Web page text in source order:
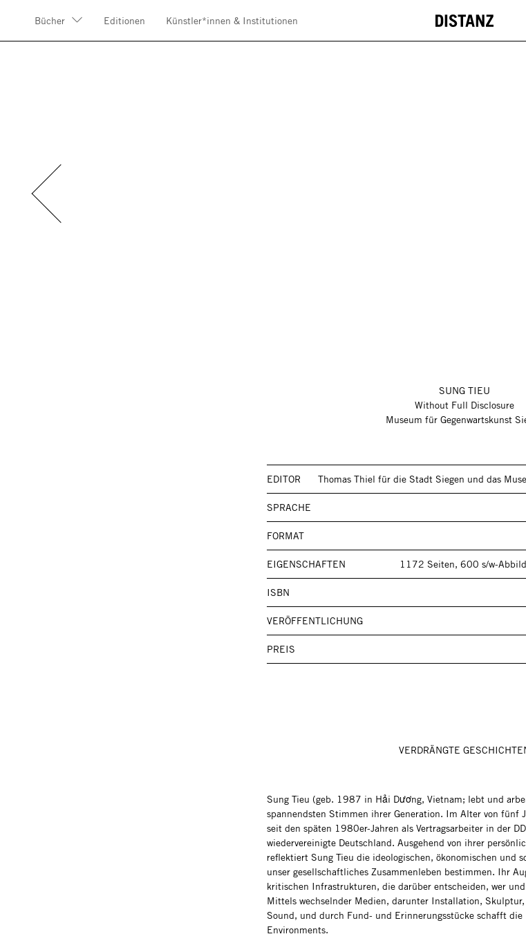
Bücher
Editionen Künstler*innen & Institutionen
SUNG TIEU
Without Full Disclosure
Museum für Gegenwartskunst
EDITOR Thomas Thiel für die Stadt Siegen und das
SPRACHE
FORMAT
EIGENSCHAFTEN 1172 Seiten, 600 s/w-
ISBN
VERÖFFENTLICHUNG
PREIS
VERDRÄNGTE
Sung Tieu (geb. 1987 in Hải Dương, Vietnam; lebt und
spannendsten Stimmen ihrer Generation. Im Alter von fünf
seit den späten 1980er-Jahren als Vertragsarbeiter in der
wiedervereinigte Deutschland. Ausgehend von ihrer
reflektiert Sung Tieu die ideologischen, ökonomischen und
unser gesellschaftliches Zusammenleben bestimmen. Ihr
kritischen Infrastrukturen, die darüber entscheiden, wer
Mittels wechselnder Medien, darunter Installation,
Sound, und durch Fund- und Erinnerungsstücke schafft
Environments.